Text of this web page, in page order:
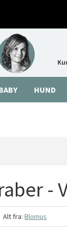
HUND
-
Alt fra:Blomus